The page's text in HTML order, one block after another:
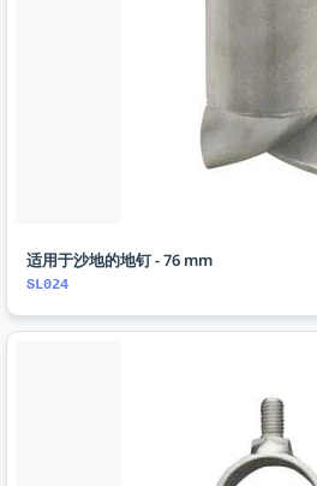
适用于沙地的地钉 - 76 mm
SL024